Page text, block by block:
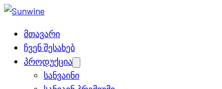
მთავარი
ჩვენ შესახებ
პროდუქცია
menu
სანვაინი